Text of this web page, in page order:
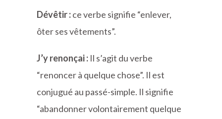
Dévêtir :ce verbe signifie “enlever,
ôter ses vêtements”.
J’y renonçai : Il s’agit du verbe
“renoncer à quelque chose”. Il est
conjugué au passé-simple. Il signifie
“abandonner volontairement quelque